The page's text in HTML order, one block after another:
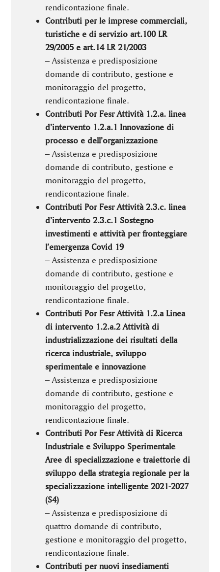
rendicontazione finale.
Contributi per le imprese commerciali,
turistiche e di servizio art.100 LR
29/2005 e art.14 LR 21/2003
– Assistenza e predisposizione
domande di contributo, gestione e
monitoraggio del progetto,
rendicontazione finale.
Contributi Por Fesr Attività 1.2.a. linea
d’intervento 1.2.a.1 Innovazione di
processo e dell’organizzazione
– Assistenza e predisposizione
domande di contributo, gestione e
monitoraggio del progetto,
rendicontazione finale.
Contributi Por Fesr Attività 2.3.c. linea
d’intervento 2.3.c.1 Sostegno
investimenti e attività per fronteggiare
l’emergenza Covid 19
– Assistenza e predisposizione
domande di contributo, gestione e
monitoraggio del progetto,
rendicontazione finale.
Contributi Por Fesr Attività 1.2.a Linea
di intervento 1.2.a.2 Attività di
industrializzazione dei risultati della
ricerca industriale, sviluppo
sperimentale e innovazione
– Assistenza e predisposizione
domande di contributo, gestione e
monitoraggio del progetto,
rendicontazione finale.
Contributi Por Fesr Attività di Ricerca
Industriale e Sviluppo Sperimentale
Aree di specializzazione e traiettorie di
sviluppo della strategia regionale per la
specializzazione intelligente 2021-2027
(S4)
– Assistenza e predisposizione di
quattro domande di contributo,
gestione e monitoraggio del progetto,
rendicontazione finale.
Contributi per nuovi insediamenti